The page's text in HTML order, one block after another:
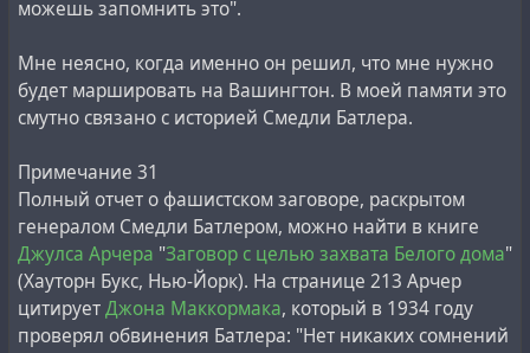
можешь запомнить это".
Мне неясно, когда именно он решил, что мне нужно
будет маршировать на Вашингтон. В моей памяти это
смутно связано с историей Смедли Батлера.
Примечание 31
Полный отчет о фашистском заговоре, раскрытом
генералом Смедли Батлером, можно найти в книге
Джулса Арчера "Заговор с целью захвата Белого дома"
(Хауторн Букс, Нью-Йорк). На странице 213 Арчер
цитируетДжона Маккормака, который в 1934 году
проверял обвинения Батлера: "Нет никаких сомнений